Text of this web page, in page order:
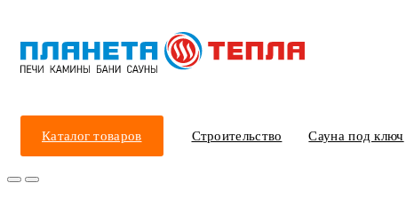
Каталог товаров Строительство Сауна под ключ